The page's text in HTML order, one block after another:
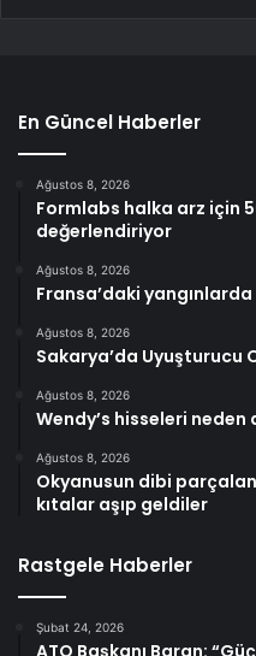
En Güncel Haberler
Ağustos 8, 2026
Formlabs halka arz için
değerlendiriyor
Ağustos 8, 2026
Fransa’daki
Ağustos 8, 2026
Sakarya’da Uyuşturucu
Ağustos 8, 2026
Wendy’s hisseleri neden
Ağustos 8, 2026
Okyanusun dibi
kıtalar aşıp geldiler
Rastgele Haberler
Şubat 24, 2026
ATO Başkanı Baran: